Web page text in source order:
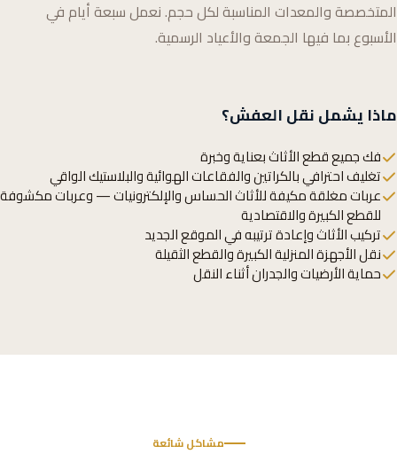
المتخصصة والمعدات المناسبة لكل حجم. نعمل سبعة أيام في
الأسبوع بما فيها الجمعة والأعياد الرسمية.
ماذا يشمل نقل العفش؟
فك جميع قطع الأثاث بعناية وخبرة
تغليف احترافي بالكراتين والفقاعات الهوائية والبلاستيك الواقي
عربات مغلقة مكيفة للأثاث الحساس والإلكترونيات — وعربات مكشوفة
للقطع الكبيرة والاقتصادية
تركيب الأثاث وإعادة ترتيبه في الموقع الجديد
نقل الأجهزة المنزلية الكبيرة والقطع الثقيلة
حماية الأرضيات والجدران أثناء النقل
مشاكل شائعة